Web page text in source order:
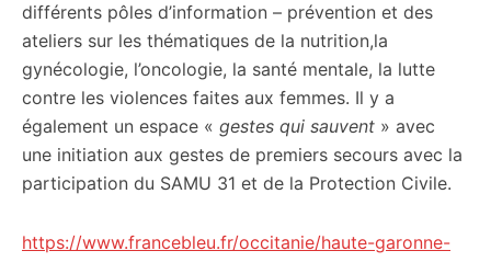
différents pôles d’information – prévention et des
ateliers sur les thématiques de la nutrition,la
gynécologie, l’oncologie, la santé mentale, la lutte
contre les violences faites aux femmes. Il y a
également un espace « gestes qui sauvent » avec
une initiation aux gestes de premiers secours avec la
participation du SAMU 31 et de la Protection Civile.
https://www.francebleu.fr/occitanie/haute-garonne-